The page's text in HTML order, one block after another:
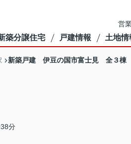
営
築分譲住宅 戸建情報 土地情
新築戸建 伊豆の国市富士見 全３
分